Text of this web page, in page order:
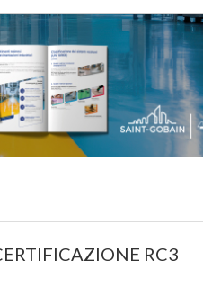
RC3